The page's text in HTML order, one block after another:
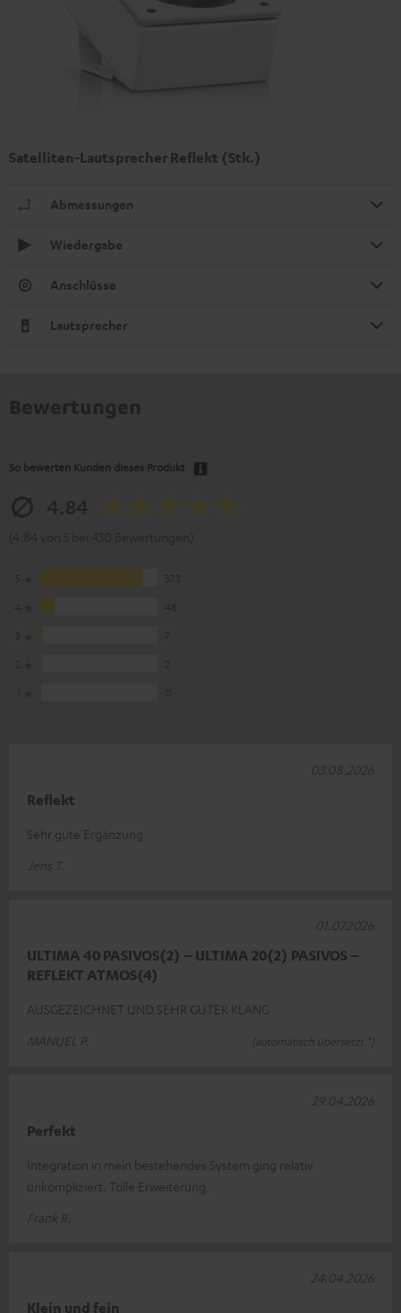
Satelliten-Lautsprecher Reflekt (Stk.)
Abmessungen
Wiedergabe
Anschlüsse
Lautsprecher
So bewerten Kunden dieses Produkt
Reflekt
Sehr gute Ergänzung
Jens T.
03.08.2026
ULTIMA 40 PASIVOS(2) – ULTIMA 20(2) PASIVOS –
REFLEKT ATMOS(4)
AUSGEZEICHNET UND SEHR GUTER KLANG
MANUEL P.
(automatisch übersetzt *)
01.07.2026
Perfekt
Integration in mein bestehendes System ging relativ
unkompliziert. Tolle Erweiterung.
Frank R.
29.04.2026
Klein und fein
24.04.2026